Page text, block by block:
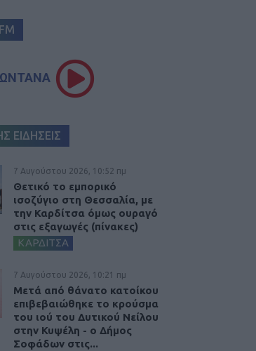
ΕΙΔΗΣΕΙΣ
7 Αυγούστου 2026, 10:52 πμ
Θετικό το εμπορικό
ισοζύγιο στη Θεσσαλία, με
την Καρδίτσα όμως ουραγό
στις εξαγωγές (πίνακες)
ΚΑΡΔΙΤΣΑ
7 Αυγούστου 2026, 10:21 πμ
Μετά από θάνατο κατοίκου
επιβεβαιώθηκε το κρούσμα
του ιού του Δυτικού Νείλου
στην Κυψέλη - ο Δήμος
Σοφάδων στις...